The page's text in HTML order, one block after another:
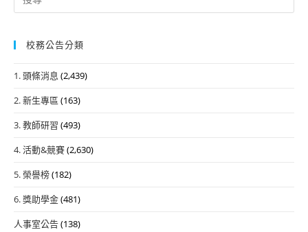
for:
校務公告分類
1. 頭條消息 (2,439)
2. 新生專區 (163)
3. 教師研習 (493)
4. 活動&競賽(2,630)
5. 榮譽榜(182)
6. 獎助學金(481)
人事室公告(138)